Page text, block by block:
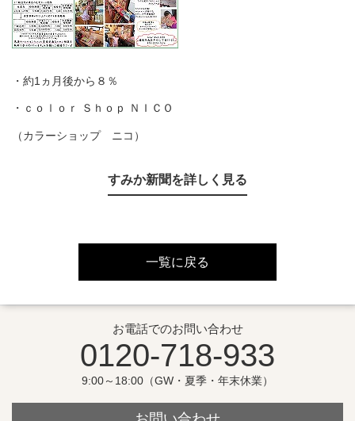
・約1ヵ月後から８％
・ｃｏｌｏｒ Ｓｈｏｐ ＮＩＣＯ
（カラーショップ ニコ）
すみか新聞を詳しく見る
一覧に戻る
お電話でのお問い合わせ
0120-718-933
9:00～18:00（GW・夏季・年末休業）